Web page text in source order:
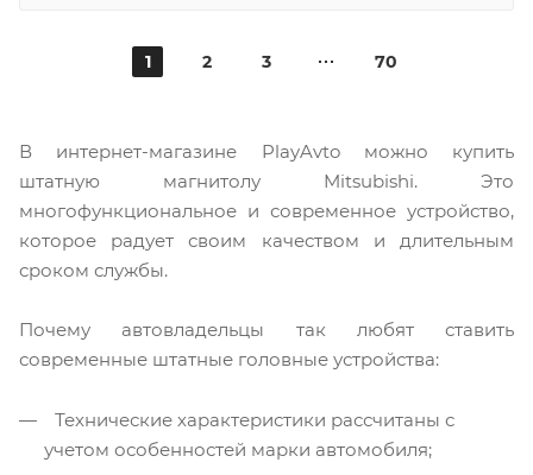
1 2 3 70
В интернет-магазине PlayAvto можно купить
штатную магнитолу Mitsubishi. Это
многофункциональное и современное устройство,
которое радует своим качеством и длительным
сроком службы.
Почему автовладельцы так любят ставить
современные штатные головные устройства:
Технические характеристики рассчитаны с
учетом особенностей марки автомобиля;